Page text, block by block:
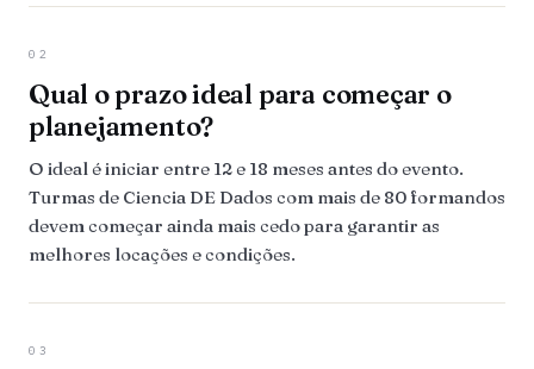
02
Qual o prazo ideal para começar o
planejamento?
O ideal é iniciar entre 12 e 18 meses antes do evento.
Turmas de Ciencia DE Dados com mais de 80 formandos
devem começar ainda mais cedo para garantir as
melhores locações e condições.
03